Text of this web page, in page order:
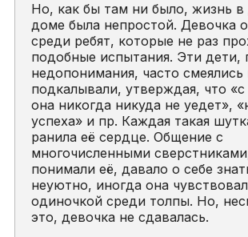
Но, как бы там ни было, жизнь в
доме была непростой. Девочка
среди ребят, которые не раз
подобные испытания. Эти дети,
недопонимания, часто смеялись
подкалывали, утверждая, что
она никогда никуда не уедет»,
успеха» и пр. Каждая такая
ранила её сердце. Общение с
многочисленными
понимали её, давало о себе
неуютно, иногда она
одиночкой среди толпы. Но,
это, девочка не сдавалась.